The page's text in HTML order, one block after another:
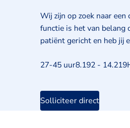
Wij zijn op zoek naar
functie is het van belang
patiënt gericht en heb jij
Uren
27-45 uurSalaris
8.192 - 14.219
Solliciteer direct